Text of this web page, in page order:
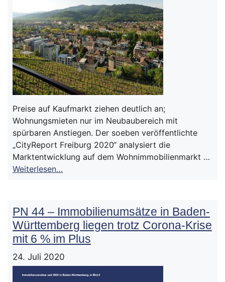
Preise auf Kaufmarkt ziehen deutlich an;
Wohnungsmieten nur im Neubaubereich mit
spürbaren Anstiegen. Der soeben veröffentlichte
„CityReport Freiburg 2020“ analysiert die
Marktentwicklung auf dem Wohnimmobilienmarkt …
Weiterlesen…
PN 44 – Immobilienumsätze in Baden-
Württemberg liegen trotz Corona-Krise
mit 6 % im Plus
24. Juli 2020